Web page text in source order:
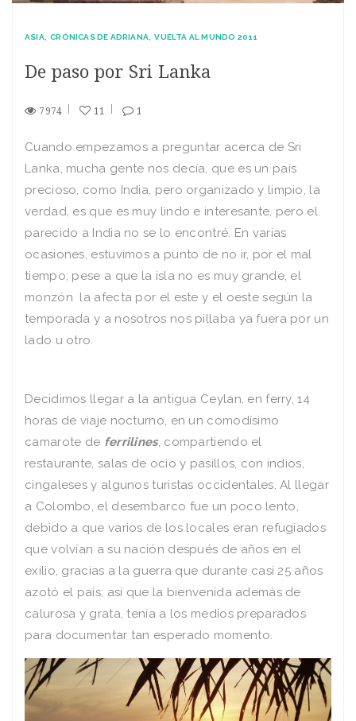
ASIA CRÓNICAS DE ADRIANA VUELTA AL MUNDO 2011
De paso por Sri Lanka
7974 11 1
Cuando empezamos a preguntar acerca de Sri
Lanka, mucha gente nos decía, que es un país
precioso, como India, pero organizado y limpio, la
verdad, es que es muy lindo e interesante, pero el
parecido a India no se lo encontré. En varias
ocasiones, estuvimos a punto de no ir, por el mal
tiempo; pese a que la isla no es muy grande, el
monzón la afecta por el este y el oeste según la
temporada y a nosotros nos pillaba ya fuera por un
lado u otro.
Decidimos llegar a la antigua Ceylan, en ferry, 14
horas de viaje nocturno, en un comodísimo
camarote de ferrilines, compartiendo el
restaurante, salas de ocio y pasillos, con indios,
cingaleses y algunos turistas occidentales. Al llegar
a Colombo, el desembarco fue un poco lento,
debido a que varios de los locales eran refugiados
que volvían a su nación después de años en el
exilio, gracias a la guerra que durante casi 25 años
azotó el país; así que la bienvenida además de
calurosa y grata, tenía a los medios preparados
para documentar tan esperado momento.